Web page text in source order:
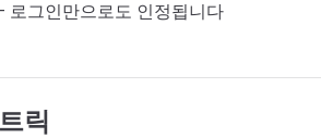
로그인만으로도 인정됩니다
릭